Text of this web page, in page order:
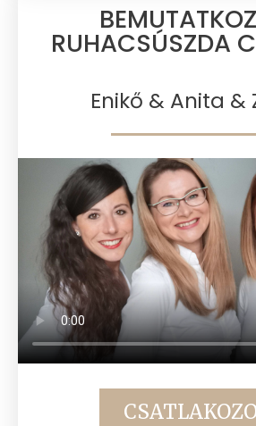
RUHACSÚSZDA
Enikő & Anita &